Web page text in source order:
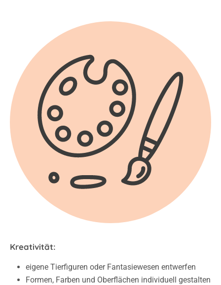
Kreativität:
eigene Tierfiguren oder Fantasiewesen entwerfen
Formen, Farben und Oberflächen individuell gestalten